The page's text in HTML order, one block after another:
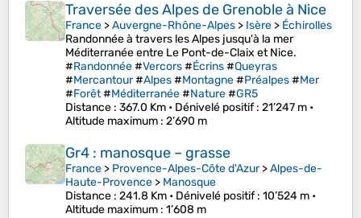
Traversée des Alpes de Grenoble à Nice
France >Auvergne-Rhône-Alpes > Isère > Échirolles
Randonnée à travers les Alpes jusqu'à la mer
Méditerranée entre Le Pont-de-Claix et Nice.
#Randonnée#Vercors#Écrins#Queyras
#Mercantour#Alpes#Montagne#Préalpes#Mer
#Forêt#Méditerranée#Nature#GR5
Distance : 367.0 Km • Dénivelé positif: 21’247 m •
Altitude maximum : 2’690 m
Gr4 : manosque – grasse
France > Provence-Alpes-Côte d'Azur>Alpes-de-
Haute-Provence > Manosque
Distance : 241.8 Km • Dénivelé positif: 10’524 m •
Altitude maximum : 1’608 m